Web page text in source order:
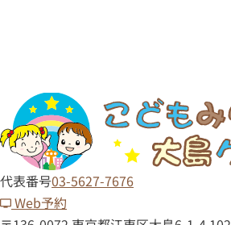
代表番号03-5627-7676
Web予約